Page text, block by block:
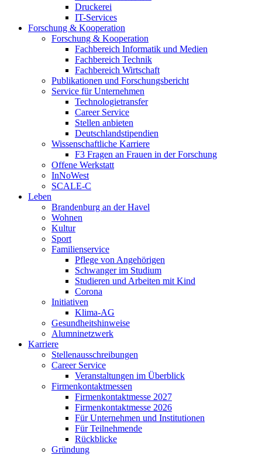
Druckerei
IT-Services
Forschung & Kooperation
Forschung & Kooperation
Fachbereich Informatik und Medien
Fachbereich Technik
Fachbereich Wirtschaft
Publikationen und Forschungsbericht
Service für Unternehmen
Technologietransfer
Career Service
Stellen anbieten
Deutschlandstipendien
Wissenschaftliche Karriere
F3 Fragen an Frauen in der Forschung
Offene Werkstatt
InNoWest
SCALE-C
Leben
Brandenburg an der Havel
Wohnen
Kultur
Sport
Familienservice
Pflege von Angehörigen
Schwanger im Studium
Studieren und Arbeiten mit Kind
Corona
Initiativen
Klima-AG
Gesundheitshinweise
Alumninetzwerk
Karriere
Stellenausschreibungen
Career Service
Veranstaltungen im Überblick
Firmenkontaktmessen
Firmenkontaktmesse 2027
Firmenkontaktmesse 2026
Für Unternehmen und Institutionen
Für Teilnehmende
Rückblicke
Gründung